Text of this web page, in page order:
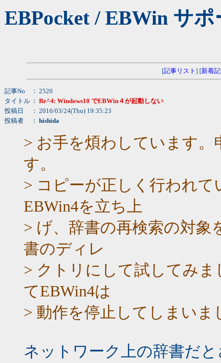
EBPocket / EBWin サ
[記事リスト ] [新着
記事No
： 2520
タイトル ： Re^4: Windows10 でEBWin４が起動しない
投稿日
： 2016/03/24(Thu) 19:35:23
投稿者
： hishida
> お手を煩わしています
す。
> コピーが正しく行われ
EBWin4を立ち上
> げ、辞書の再検索の対
書のディレ
> クトリにして試してみ
てEBWin4は
> 動作を停止してしまいま
ネットワーク上の辞書だ